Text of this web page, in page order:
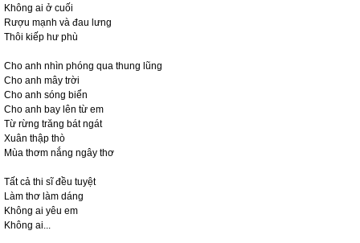
Không ai ở cuối
Rượu mạnh và đau lưng
Thôi kiếp hư phù
Cho anh nhìn phóng qua thung lũng
Cho anh mây trời
Cho anh sóng biển
Cho anh bay lên từ em
Từ rừng trăng bát ngát
Xuân thập thò
Mùa thơm nắng ngây thơ
Tất cả thi sĩ đều tuyệt
Làm thơ làm dáng
Không ai yêu em
Không ai...